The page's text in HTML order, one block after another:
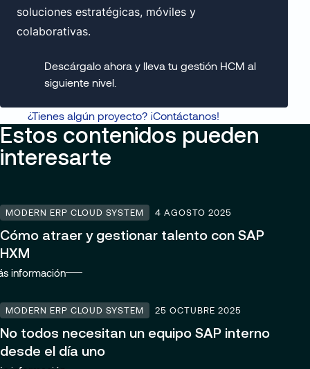
soluciones estratégicas, móviles y
colaborativas.
Descárgalo ahora y lleva tu gestión HCM al
siguiente nivel.
¿Tienes algún proyecto? ¡Contáctanos!
Estos contenidos pueden
interesarte
MODERN ERP CLOUD SYSTEM 4 AGOSTO 2025
Cómo atraer y gestionar talento con SAP
HXM
información
MODERN ERP CLOUD SYSTEM 25 OCTUBRE 2025
No todos necesitan un equipo SAP interno
desde el día uno